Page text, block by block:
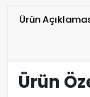
Ürün
Ürün